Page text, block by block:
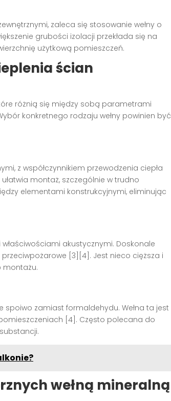
zaleca się stosowanie wełny o
grubości izolacji przekłada się na
użytkową pomieszczeń.
ścian
różnią się między sobą parametrami
konkretnego rodzaju wełny powinien być
z współczynnikiem przewodzenia ciepła
montaż, szczególnie w trudno
elementami konstrukcyjnymi, eliminując
akustycznymi. Doskonale
[3][4]. Jest nieco cięższa i
montażu.
zamiast formaldehydu. Wełna ta jest
[4]. Często polecana do
wełną mineralną